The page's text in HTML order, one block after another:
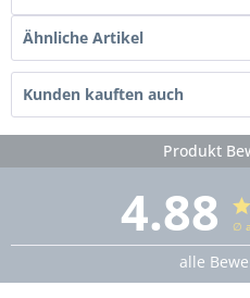
Ähnliche Artikel
Kunden kauften auch
Produkt
4.88 ∅
alle